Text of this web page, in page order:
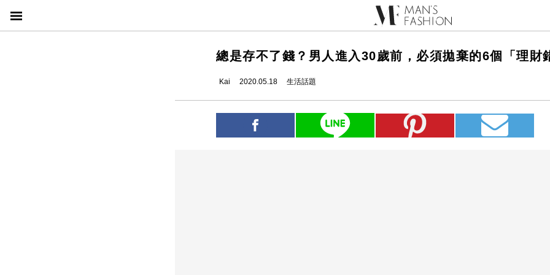
總是存不了錢？男人進入30歲前，必須拋棄的6個「理財
Kai 2020.05.18 生活話題